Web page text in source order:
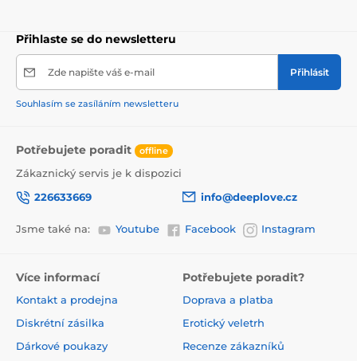
Přihlaste se do newsletteru
Zde napište váš e-mail Přihlásit
Souhlasím se zasíláním newsletteru
Potřebujete poradit offline
Zákaznický servis je k dispozici
226633669
info@deeplove.cz
Jsme také na: Youtube Facebook Instagram
Více informací
Kontakt a prodejna
Diskrétní zásilka
Dárkové poukazy
Potřebujete poradit?
Doprava a platba
Erotický veletrh
Recenze zákazníků